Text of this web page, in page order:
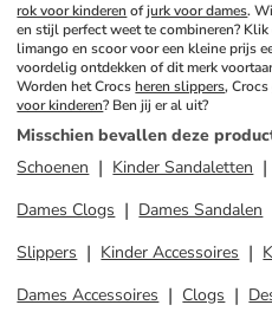
rok voor kinderen of jurk voor dames.
en stijl perfect weet te combineren?
limango en scoor voor een kleine prijs
voordelig ontdekken of dit merk
Worden het Crocs heren slippers, Crocs
voor kinderen? Ben jij er al uit?
Misschien bevallen deze
Schoenen
Kinder Sandaletten
Dames Clogs
Dames Sandalen
Slippers
Kinder Accessoires
Dames Accessoires
Clogs